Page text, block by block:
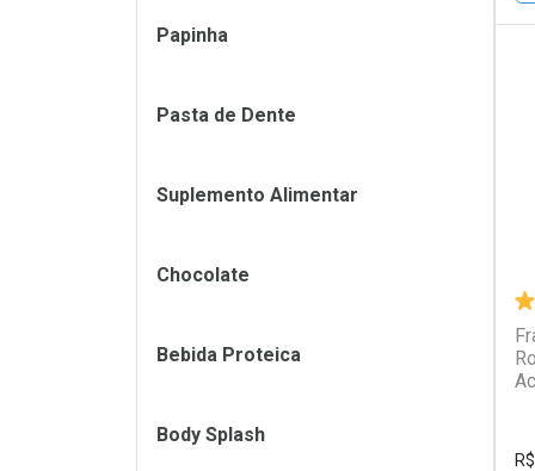
R$
Papinha
Pasta de Dente
Suplemento Alimentar
Chocolate
Bebida Proteica
Body Splash